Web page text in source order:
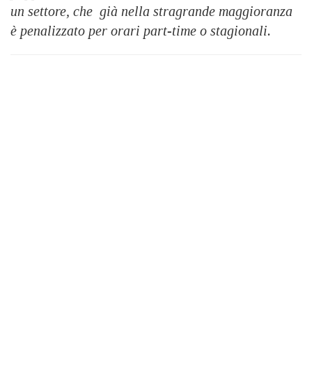
un settore, che già nella stragrande maggioranza
è penalizzato per orari part-time o stagionali.